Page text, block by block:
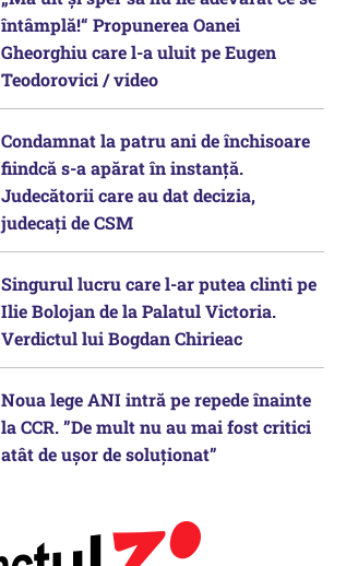
întâmplă!“ Propunerea Oanei
Gheorghiu care l-a uluit pe Eugen
Teodorovici / video
Condamnat la patru ani de închisoare
fiindcă s-a apărat în instanță.
Judecătorii care au dat decizia,
judecați de CSM
Singurul lucru care l-ar putea clinti pe
Ilie Bolojan de la Palatul Victoria.
Verdictul lui Bogdan Chirieac
Noua lege ANI intră pe repede înainte
la CCR. ”De mult nu au mai fost critici
atât de ușor de soluționat”